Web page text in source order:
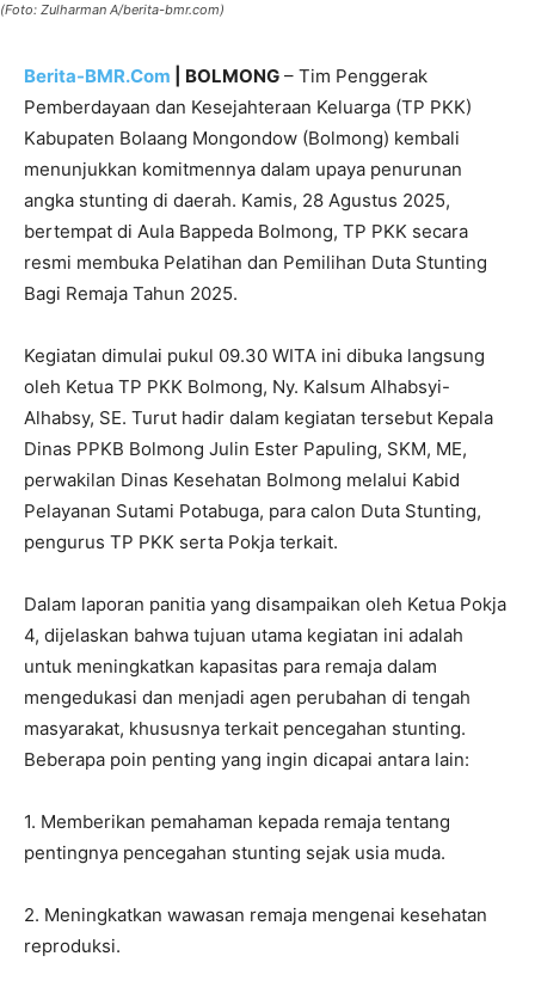
(Foto: Zulharman A/berita-bmr.com)
Berita-BMR.Com | BOLMONG – Tim Penggerak
Pemberdayaan dan Kesejahteraan Keluarga (TP PKK)
Kabupaten Bolaang Mongondow (Bolmong) kembali
menunjukkan komitmennya dalam upaya penurunan
angka stunting di daerah. Kamis, 28 Agustus 2025,
bertempat di Aula Bappeda Bolmong, TP PKK secara
resmi membuka Pelatihan dan Pemilihan Duta Stunting
Bagi Remaja Tahun 2025.
Kegiatan dimulai pukul 09.30 WITA ini dibuka langsung
oleh Ketua TP PKK Bolmong, Ny. Kalsum Alhabsyi-
Alhabsy, SE. Turut hadir dalam kegiatan tersebut Kepala
Dinas PPKB Bolmong Julin Ester Papuling, SKM, ME,
perwakilan Dinas Kesehatan Bolmong melalui Kabid
Pelayanan Sutami Potabuga, para calon Duta Stunting,
pengurus TP PKK serta Pokja terkait.
Dalam laporan panitia yang disampaikan oleh Ketua Pokja
4, dijelaskan bahwa tujuan utama kegiatan ini adalah
untuk meningkatkan kapasitas para remaja dalam
mengedukasi dan menjadi agen perubahan di tengah
masyarakat, khususnya terkait pencegahan stunting.
Beberapa poin penting yang ingin dicapai antara lain:
1. Memberikan pemahaman kepada remaja tentang
pentingnya pencegahan stunting sejak usia muda.
2. Meningkatkan wawasan remaja mengenai kesehatan
reproduksi.